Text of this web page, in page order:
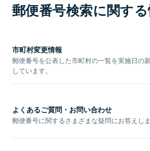
郵便番号検索に関す
市町村変更情報
郵便番号を公表した市町村の一覧を実施日の
しています。
よくあるご質問・お問い合わせ
郵便番号に関するさまざまな疑問にお答えしま